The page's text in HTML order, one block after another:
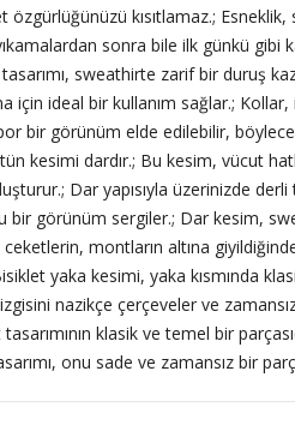
özgürlüğünüzü kısıtlamaz.;
sonra bile ilk günkü gibi
sweathirte zarif bir duruş
için ideal bir kullanım sağlar.;
bir görünüm elde edilebilir,
kesimi dardır.; Bu kesim, vücut
Dar yapısıyla üzerinizde
bir görünüm sergiler.; Dar kesim,
montların altına
yaka kesimi, yaka kısmında
nazikçe çerçeveler ve
klasik ve temel bir
onu sade ve zamansız bir